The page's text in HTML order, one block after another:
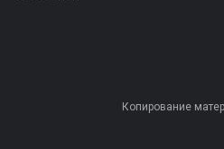
Копирование